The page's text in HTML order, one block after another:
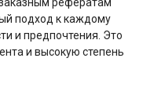
подход к каждому
и предпочтения. Это
и высокую степень